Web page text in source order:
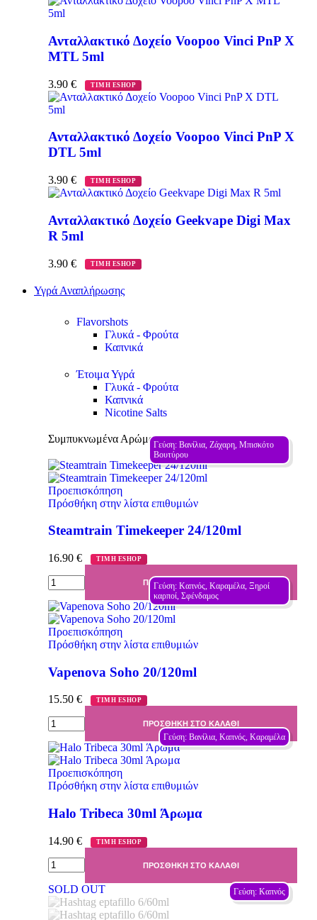
Ανταλλακτικό Δοχείο Voopoo Vinci PnP X
MTL 5ml
3.90 € ΤΙΜΗ ESHOP
Ανταλλακτικό Δοχείο Voopoo Vinci PnP X
DTL 5ml
3.90 € ΤΙΜΗ ESHOP
Ανταλλακτικό Δοχείο Geekvape Digi Max
R 5ml
3.90 € ΤΙΜΗ ESHOP
Υγρά Αναπλήρωσης
Flavorshots
Γλυκά - Φρούτα
Καπνικά
Έτοιμα Υγρά
Γλυκά - Φρούτα
Καπνικά
Nicotine Salts
Συμπυκνωμένα Αρώματα (DIY)Γεύση: Βανίλια, Ζάχαρη, Μπισκότο
Βουτύρου
Προεπισκόπηση
Πρόσθήκη στην λίστα επιθυμιών
Steamtrain Timekeeper 24/120ml
16.90 € ΤΙΜΗ ESHOP
ΠΡΟΣΘΉΚΗ ΣΤΟ ΚΑΛΆΘΙ
Γεύση: Καπνός, Καραμέλα, Ξηροί
καρποί, Σφένδαμος
Προεπισκόπηση
Πρόσθήκη στην λίστα επιθυμιών
Vapenova Soho 20/120ml
15.50 € ΤΙΜΗ ESHOP
ΠΡΟΣΘΉΚΗ ΣΤΟ ΚΑΛΆΘΙ
Γεύση: Βανίλια, Καπνός, Καραμέλα
Προεπισκόπηση
Πρόσθήκη στην λίστα επιθυμιών
Halo Tribeca 30ml Άρωμα
14.90 € ΤΙΜΗ ESHOP
ΠΡΟΣΘΉΚΗ ΣΤΟ ΚΑΛΆΘΙ
Γεύση: Καπνός
SOLD OUT